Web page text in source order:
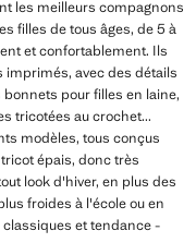
les meilleurs compagnons
filles de tous âges, de 5 à
et confortablement. Ils
imprimés, avec des détails
pour filles en laine,
tricotées au crochet...
modèles, tous conçus
épais, donc très
look d'hiver, en plus des
froides à l'école ou en
et tendance -